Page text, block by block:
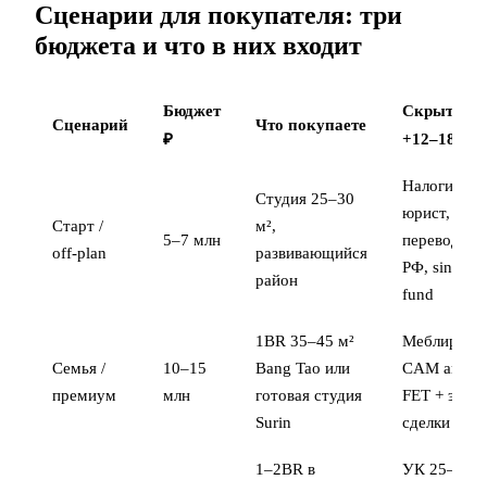
Сценарии для покупателя: три
бюджета и что в них входит
Сценарий
Бюджет
₽
Что покупаете
Скрытые
+12–18%
Старт /
off-plan
5–7 млн
Студия 25–30
м²,
развивающийся
район
Налоги,
юрист,
перевод из
РФ, sinking
fund
Семья /
премиум
10–15
млн
1BR 35–45 м²
Bang Tao или
готовая студия
Surin
CAM аванс,
FET +
сделки
1–2BR в
УК